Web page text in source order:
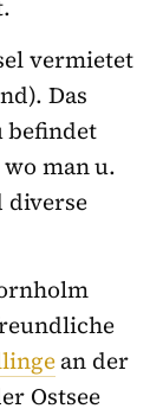
vermietet
Das
befindet
man u.
diverse
an der
Ostsee